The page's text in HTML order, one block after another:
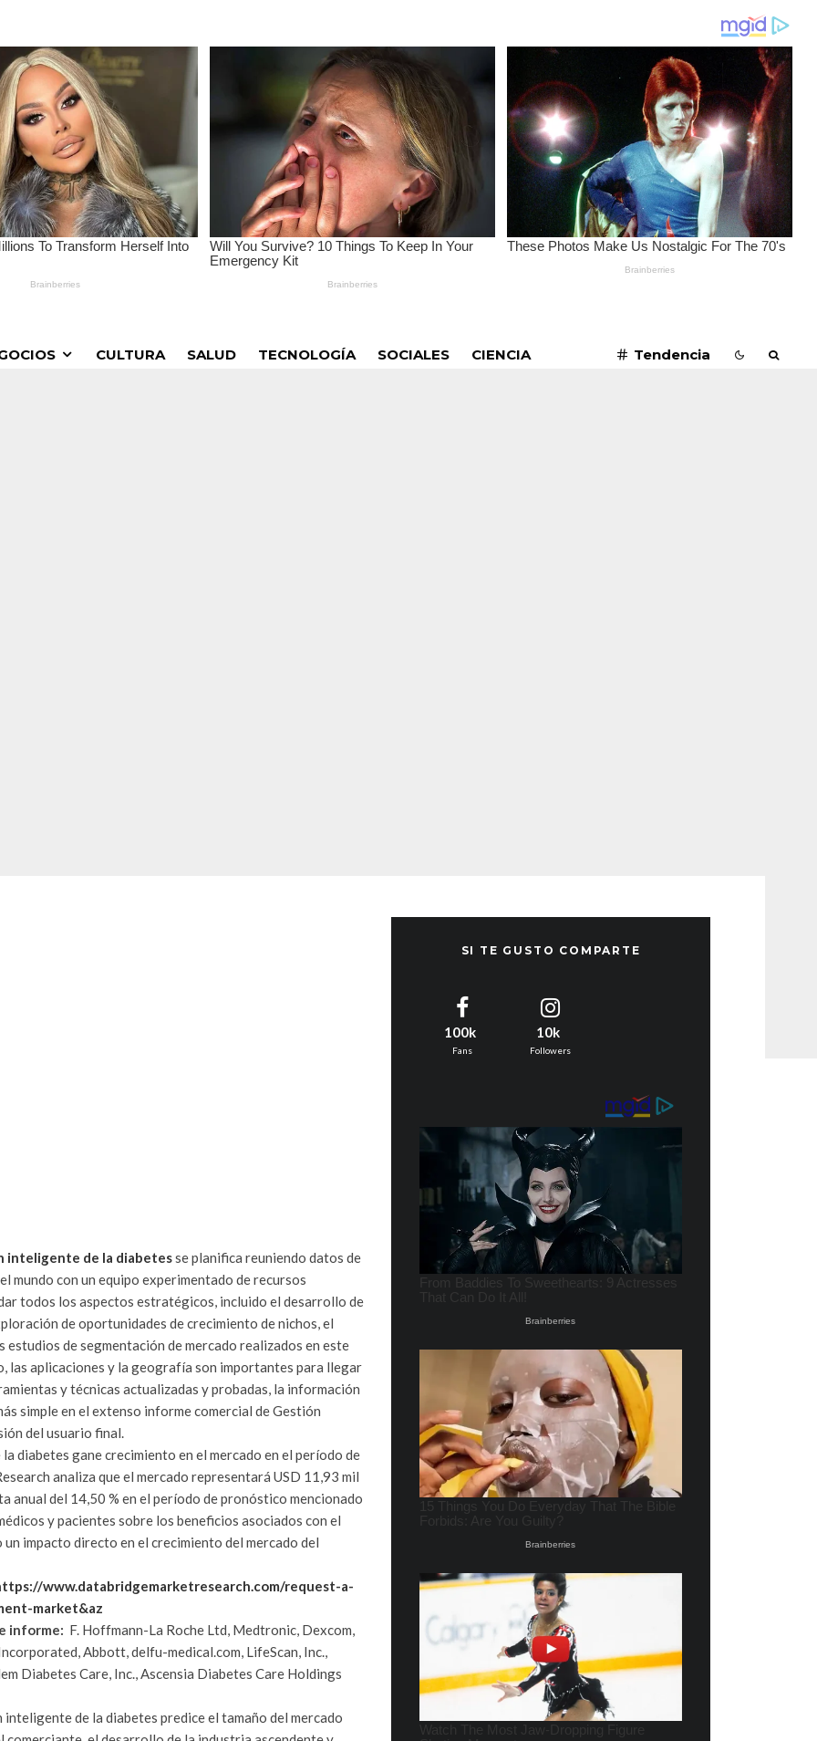
CULTURA SALUD TECNOLOGÍA SOCIALES CIENCIA Tendencia
inteligente de la diabetesse planifica reuniendo datos de
mundo con un equipo experimentado de recursos
todos los aspectos estratégicos, incluido el desarrollo de
de oportunidades de crecimiento de nichos, el
estudios de segmentación de mercado realizados en este
las aplicaciones y la geografía son importantes para llegar
y técnicas actualizadas y probadas, la información
simple en el extenso informe comercial de Gestión
del usuario final.
diabetes gane crecimiento en el mercado en el período de
analiza que el mercado representará USD 11,93 mil
anual del 14,50 % en el período de pronóstico mencionado
y pacientes sobre los beneficios asociados con el
impacto directo en el crecimiento del mercado del
www.databridgemarketresearch.com/request-a-
market&az
informe: F. Hoffmann-La Roche Ltd, Medtronic, Dexcom,
Abbott, delfu-medical.com, LifeScan, Inc.,
Diabetes Care, Inc., Ascensia Diabetes Care Holdings
de la diabetes predice el tamaño del mercado
SI TE GUSTO COMPARTE
100k
Fans
10k
Followers